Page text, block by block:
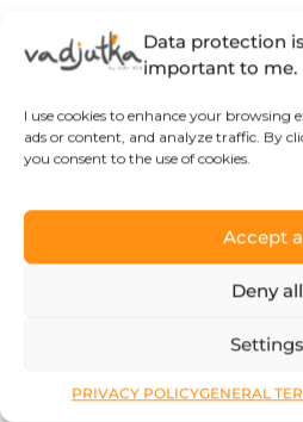
Data protection is
important to me.
I use cookies to enhance your browsing
ads or content, and analyze traffic. By
you consent to the use of cookies.
Accept
Deny all
Settings
PRIVACY POLICYGENERAL